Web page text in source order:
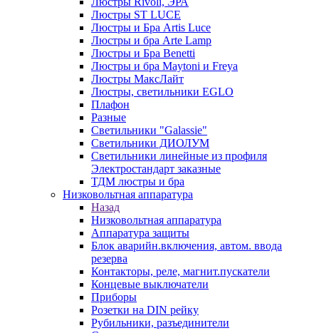
Люстры ST LUCE
Люстры и Бра Artis Luce
Люстры и бра Arte Lamp
Люстры и Бра Benetti
Люстры и бра Maytoni и Freya
Люстры МаксЛайт
Люстры, светильники EGLO
Плафон
Разные
Светильники "Galassie"
Светильники ДИОЛУМ
Светильники линейные из профиля
Электростандарт заказные
ТДМ люстры и бра
Низковольтная аппаратура
Назад
Низковольтная аппаратура
Аппаратура защиты
Блок аварийн.включения, автом. ввода
резерва
Контакторы, реле, магнит.пускатели
Концевые выключатели
Приборы
Розетки на DIN рейку
Рубильники, разъединители